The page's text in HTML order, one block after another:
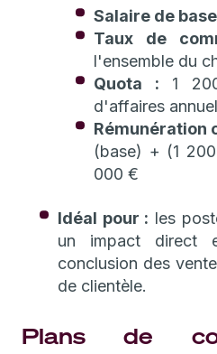
Salaire de
Taux de
l'ensemble du
Quota : 1
d'affaires annuel
Rémunération
(base) + (1
000 €
Idéal pour : les
un impact direct
conclusion des
de clientèle.
Plans de